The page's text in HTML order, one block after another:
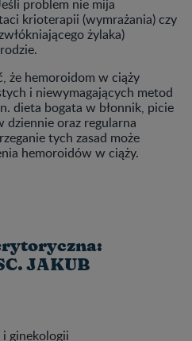
problem nie mija
krioterapii (wymrażania) czy
żylaka)
że hemoroidom w ciąży
i niewymagających metod
dieta bogata w błonnik, picie
oraz regularna
tych zasad może
hemoroidów w ciąży.
JAKUB
ginekologii